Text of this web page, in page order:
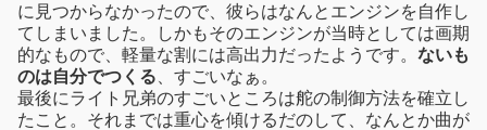
に見つからなかったので、彼らはなんとエンジンを自作し
てしまいました。しかもそのエンジンが当時としては画期
的なもので、軽量な割には高出力だったようです。 ないも
のは自分でつくる 、すごいなぁ。
最後にライト兄弟のすごいところは舵の制御方法を確立し
たこと。それまでは重心を傾けるだのして、なんとか曲が